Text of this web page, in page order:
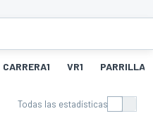
CARRERA1 VR1 PARRILLA 2
Todas las estadísticas